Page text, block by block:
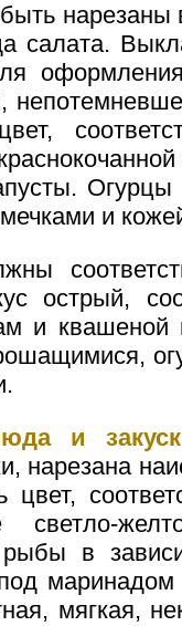
нарезаны
салата.
и
острый,
и
и
нарезана
цвет,
рыбы в
маринадом
мягкая,